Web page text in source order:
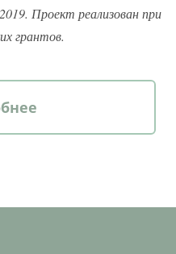
Проект реализован при
грантов.